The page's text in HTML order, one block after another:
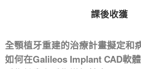
課後收獲
全顎植牙重建的治療計畫擬定和
如何在Galileos Implant CAD軟